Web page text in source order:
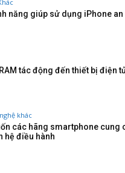
năng giúp sử dụng iPhone an
tác động đến thiết bị điện
khác
các hãng smartphone cung
hệ điều hành